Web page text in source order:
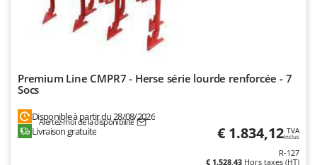
Oriental Koshin
Outdoorchef
Palumbo Pavi
Partisani
Paterlini
Premium Line CMPR7 - Herse série lourde renforcée - 7
Socs
Disponible à partir du 28/08/2026
Alertez-moi de la disponibilité
Livraison gratuite € 1.834,12 TVA
Inclus
R-127
€ 1.528,43 Hors taxes (HT)